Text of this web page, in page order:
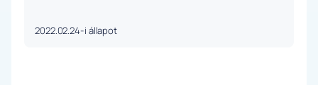
2022.02.24-i állapot